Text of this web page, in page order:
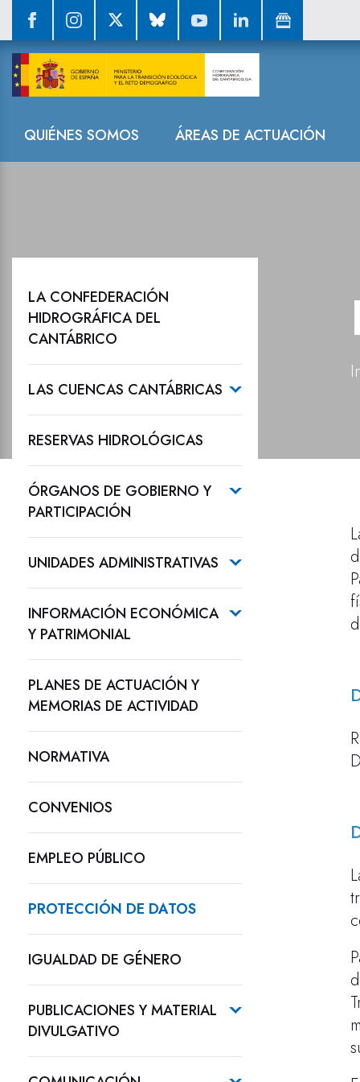
Navegación
QUIÉNES SOMOS ÁREAS DE ACTUACIÓN
Protección de
LA CONFEDERACIÓN
HIDROGRÁFICA DEL
CANTÁBRICO
LAS CUENCAS CANTÁBRICAS
RESERVAS HIDROLÓGICAS
ÓRGANOS DE GOBIERNO Y
PARTICIPACIÓN
UNIDADES ADMINISTRATIVAS
INFORMACIÓN ECONÓMICA
Y PATRIMONIAL
PLANES DE ACTUACIÓN Y
MEMORIAS DE ACTIVIDAD
NORMATIVA
CONVENIOS
EMPLEO PÚBLICO
PROTECCIÓN DE DATOS
IGUALDAD DE GÉNERO
PUBLICACIONES Y MATERIAL
DIVULGATIVO